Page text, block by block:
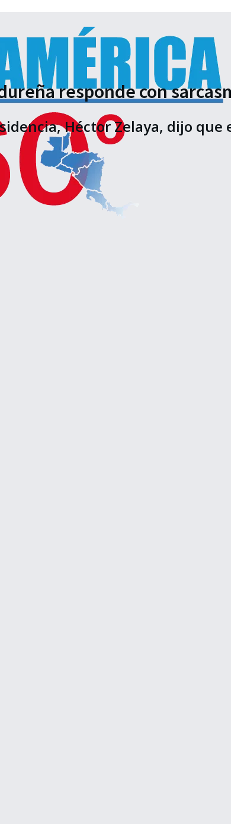
responde con
Héctor Zelaya, dijo